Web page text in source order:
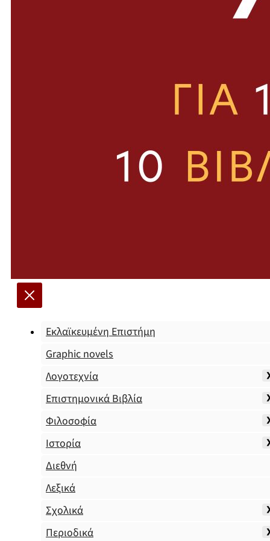
Εκλαϊκευμένη Επιστήμη
Graphic novels
Λογοτεχνία
Επιστημονικά Βιβλία
Φιλοσοφία
Ιστορία
Διεθνή
Λεξικά
Σχολικά
Περιοδικά